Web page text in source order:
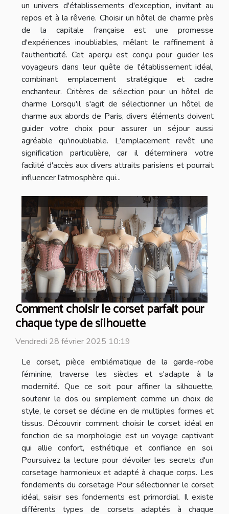
un univers d'établissements d'exception, invitant au
repos et à la rêverie. Choisir un hôtel de charme près
de la capitale française est une promesse
d'expériences inoubliables, mêlant le raffinement à
l'authenticité. Cet aperçu est conçu pour guider les
voyageurs dans leur quête de l'établissement idéal,
combinant emplacement stratégique et cadre
enchanteur. Critères de sélection pour un hôtel de
charme Lorsqu'il s'agit de sélectionner un hôtel de
charme aux abords de Paris, divers éléments doivent
guider votre choix pour assurer un séjour aussi
agréable qu'inoubliable. L'emplacement revêt une
signification particulière, car il déterminera votre
facilité d'accès aux divers attraits parisiens et pourrait
influencer l'atmosphère qui...
Comment choisir le corset parfait pour
chaque type de silhouette
Vendredi 28 février 2025 10:19
Le corset, pièce emblématique de la garde-robe
féminine, traverse les siècles et s'adapte à la
modernité. Que ce soit pour affiner la silhouette,
soutenir le dos ou simplement comme un choix de
style, le corset se décline en de multiples formes et
tissus. Découvrir comment choisir le corset idéal en
fonction de sa morphologie est un voyage captivant
qui allie confort, esthétique et confiance en soi.
Poursuivez la lecture pour dévoiler les secrets d'un
corsetage harmonieux et adapté à chaque corps. Les
fondements du corsetage Pour sélectionner le corset
idéal, saisir ses fondements est primordial. Il existe
différents types de corsets adaptés à chaque